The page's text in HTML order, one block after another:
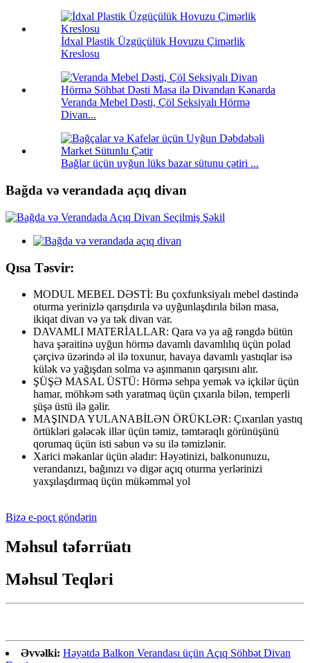
İdxal Plastik Üzgüçülük Hovuzu Çimərlik
Kreslosu
Veranda Mebel Dəsti, Çöl Seksiyalı Hörmə
Divan...
Bağlar üçün uyğun lüks bazar sütunu çətiri ...
Bağda və verandada açıq divan
Qısa Təsvir:
MODUL MEBEL DƏSTİ: Bu çoxfunksiyalı mebel dəstində
oturma yerinizlə qarışdırıla və uyğunlaşdırıla bilən masa,
ikiqat divan və ya tək divan var.
DAVAMLI MATERİALLAR: Qara və ya ağ rəngdə bütün
hava şəraitinə uyğun hörmə davamlı davamlılıq üçün polad
çərçivə üzərində əl ilə toxunur, havaya davamlı yastıqlar isə
külək və yağışdan solma və aşınmanın qarşısını alır.
ŞÜŞƏ MASAL ÜSTÜ: Hörmə sehpa yemək və içkilər üçün
hamar, möhkəm səth yaratmaq üçün çıxarıla bilən, temperli
şüşə üstü ilə gəlir.
MAŞINDA YULANABİLƏN ÖRÜKLƏR: Çıxarılan yastıq
örtükləri gələcək illər üçün təmiz, təmtəraqlı görünüşünü
qorumaq üçün isti sabun və su ilə təmizlənir.
Xarici məkanlar üçün əladır: Həyətinizi, balkonunuzu,
verandanızı, bağınızı və digər açıq oturma yerlərinizi
yaxşılaşdırmaq üçün mükəmməl yol
Bizə e-poçt göndərin
Məhsul təfərrüatı
Məhsul Teqləri
Əvvəlki: Həyətdə Balkon Verandası üçün Açıq Söhbət Divan